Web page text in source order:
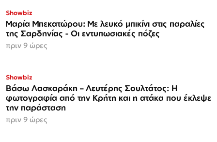
Showbiz
Μαρία Μπεκατώρου: Με λευκό μπικίνι στις παραλίες
της Σαρδηνίας - Οι εντυπωσιακές πόζες
πριν 9 ώρες
Showbiz
Βάσω Λασκαράκη – Λευτέρης Σουλτάτος: Η
φωτογραφία από την Κρήτη και η ατάκα που έκλεψε
την παράσταση
πριν 9 ώρες